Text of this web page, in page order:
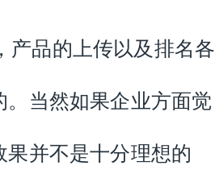
产品的上传以及排名各
当然如果企业方面觉
并不是十分理想的